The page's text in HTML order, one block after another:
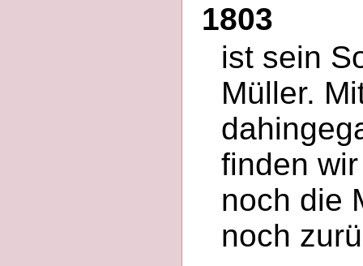
1803
ist sein
Müller.
finden
noch die
noch